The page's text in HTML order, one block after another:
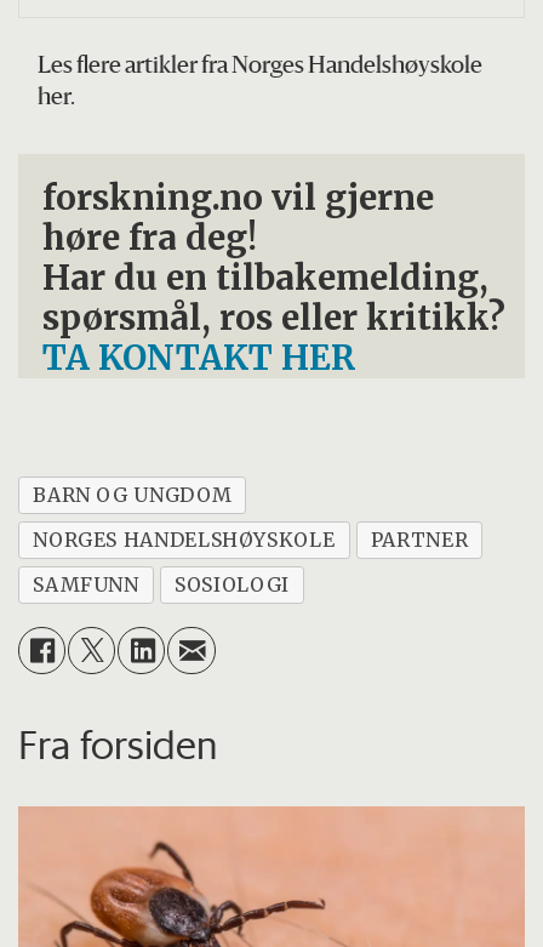
Les flere artikler fra Norges Handelshøyskole
her.
forskning.no vil gjerne
høre fra deg!
Har du en tilbakemelding,
spørsmål, ros eller kritikk?
TA KONTAKT HER
BARN OG UNGDOM
NORGES HANDELSHØYSKOLE
PARTNER
SAMFUNN
SOSIOLOGI
Fra forsiden